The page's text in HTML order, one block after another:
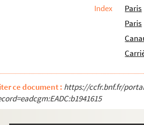
Index
Paris
Paris
ce document : https://ccfr.bnf.fr/